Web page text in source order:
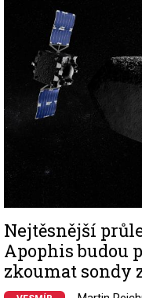
Nejtěsnější
Apophis budou
zkoumat sondy